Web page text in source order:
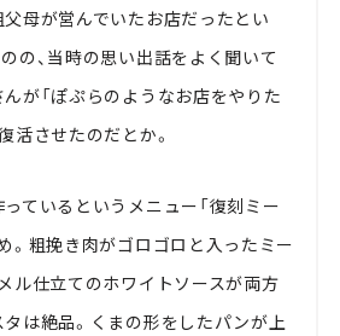
母が営んでいたお店だったとい
の、当時の思い出話をよく聞いて
が「ぽぷらのようなお店をやりた
活させたのだとか。
ているというメニュー「復刻ミー
。粗挽き肉がゴロゴロと入ったミー
ル仕立てのホワイトソースが両方
は絶品。くまの形をしたパンが上